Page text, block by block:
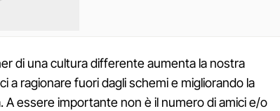
di una cultura differente aumenta la nostra
a ragionare fuori dagli schemi e migliorando la
A essere importante non è il numero di amici e/o